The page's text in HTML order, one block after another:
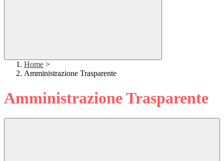
Home >
Amministrazione Trasparente
Amministrazione Trasparente